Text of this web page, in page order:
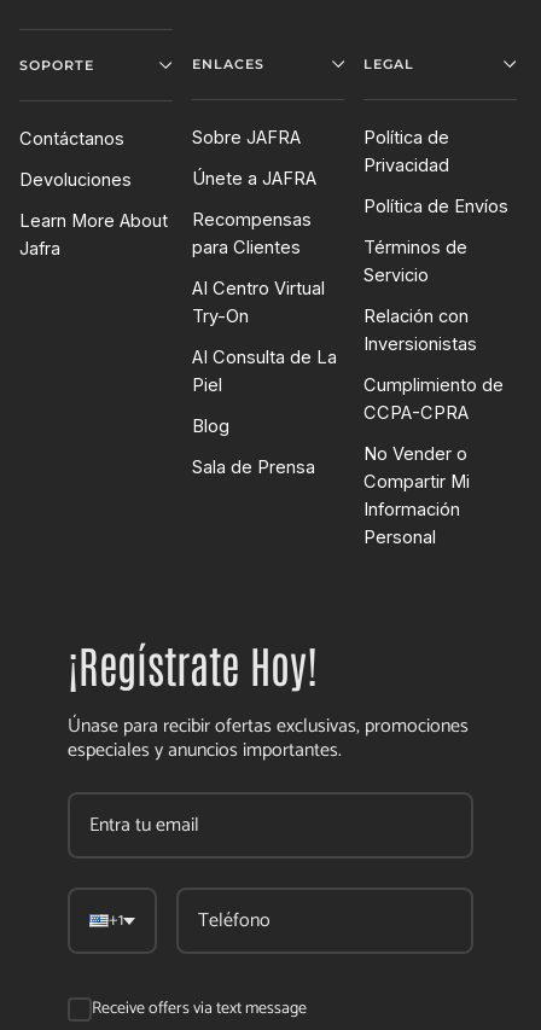
SOPORTE
Contáctanos
Devoluciones
Learn More About
Jafra
ENLACES
Sobre JAFRA
Únete a JAFRA
Recompensas
para Clientes
AI Centro Virtual
Try-On
AI Consulta de La
Piel
Blog
Sala de Prensa
LEGAL
Política de
Privacidad
Política de Envíos
Términos de
Servicio
Relación con
Inversionistas
Cumplimiento de
CCPA-CPRA
No Vender o
Compartir Mi
Información
Personal
¡Regístrate Hoy!
Únase para recibir ofertas exclusivas, promociones
especiales y anuncios importantes.
+1
Receive offers via text message